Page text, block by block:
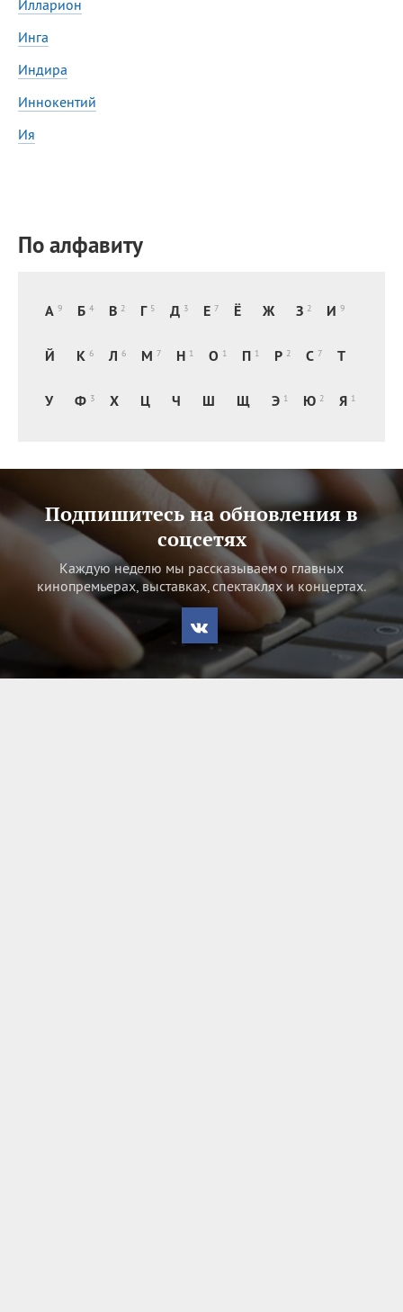
Илларион
Инга
Индира
Иннокентий
Ия
По алфавиту
А 9 Б 4 В 2 Г 5 Д 3 Е 7 Ё Ж З 2 И 9
Й К 6 Л 6 М 7 Н 1 О 1 П 1 Р 2 С 7 Т
У Ф 3 Х Ц Ч Ш Щ Э 1 Ю 2 Я 1
Подпишитесь на обновления в
соцсетях
Каждую неделю мы рассказываем о главных
кинопремьерах, выставках, спектаклях и концертах.